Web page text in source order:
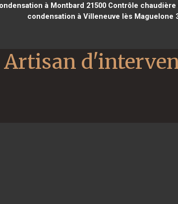
à Montbard 21500Contrôle chaudière
condensation à Villeneuve lès Maguelone
Artisan